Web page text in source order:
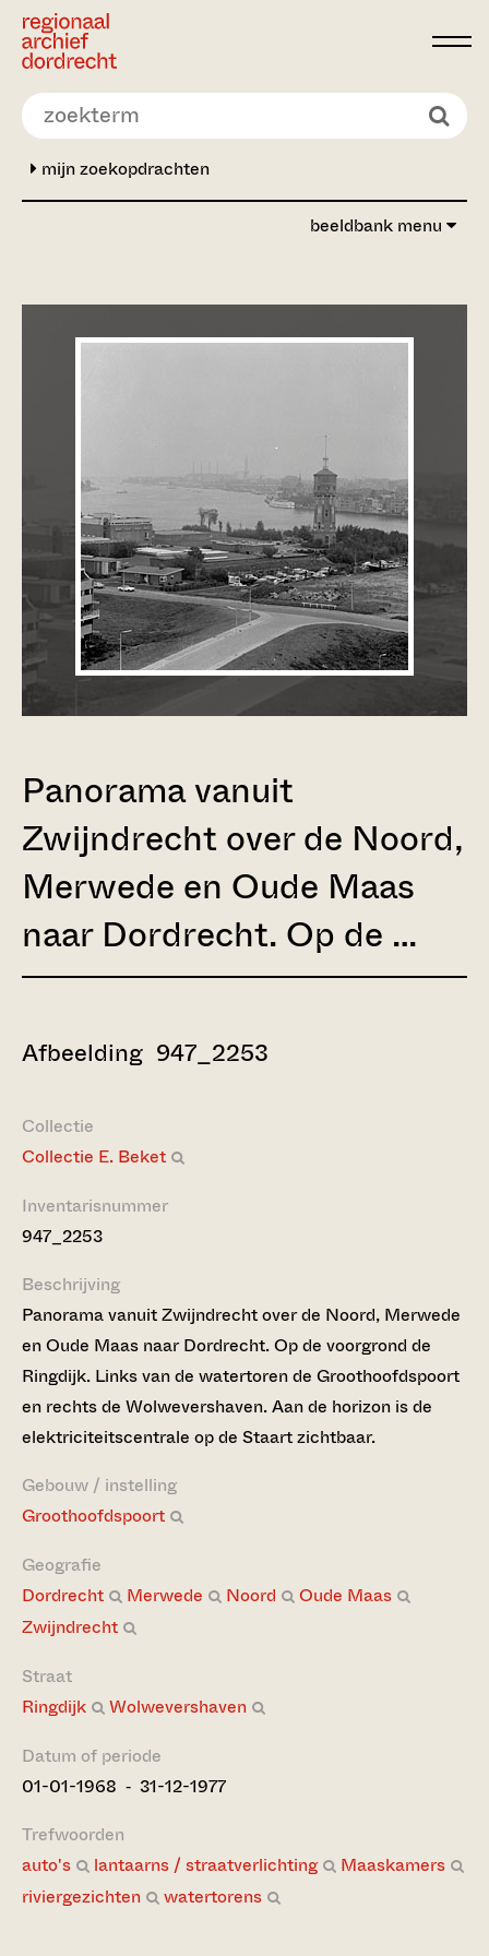
Ga direct naar de inhoud
mijn zoekopdrachten
beeldbank menu
Panorama vanuit
Zwijndrecht over de Noord,
Merwede en Oude Maas
naar Dordrecht. Op de …
Afbeelding 947_2253
Collectie
Collectie E. Beket
Inventarisnummer
947_2253
Beschrijving
Panorama vanuit Zwijndrecht over de Noord, Merwede
en Oude Maas naar Dordrecht. Op de voorgrond de
Ringdijk. Links van de watertoren de Groothoofdspoort
en rechts de Wolwevershaven. Aan de horizon is de
elektriciteitscentrale op de Staart zichtbaar.
Gebouw / instelling
Groothoofdspoort
Geografie
Dordrecht
Merwede Noord
Oude Maas
Zwijndrecht
Straat
Ringdijk
Wolwevershaven
Datum of periode
01-01-1968 ‐ 31-12-1977
Trefwoorden
auto's
lantaarns / straatverlichting
Maaskamers
riviergezichten
watertorens